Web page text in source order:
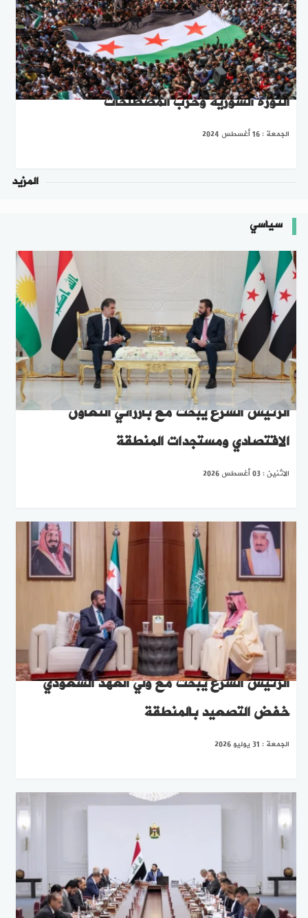
الثورة السورية وحرب المصطلحات
الجمعة : 16 أغسطس 2024
المزيد
سياسي
الرئيس الشرع يبحث مع بارزاني التعاون
الاقتصادي ومستجدات المنطقة
الاثنين : 03 أغسطس 2026
الرئيس الشرع يبحث مع ولي العهد السعودي
خفض التصعيد بالمنطقة
الجمعة : 31 يوليو 2026